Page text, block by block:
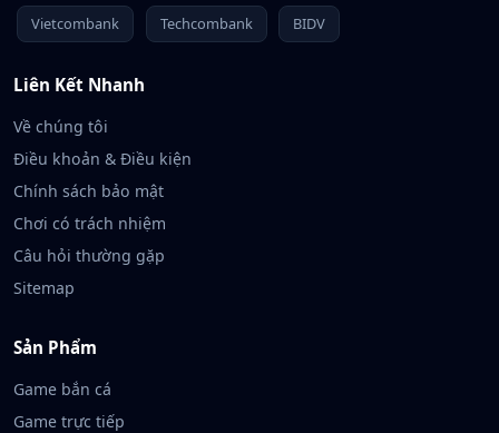
Vietcombank Techcombank BIDV
Liên Kết Nhanh
Về chúng tôi
Điều khoản & Điều kiện
Chính sách bảo mật
Chơi có trách nhiệm
Câu hỏi thường gặp
Sitemap
Sản Phẩm
Game bắn cá
Game trực tiếp